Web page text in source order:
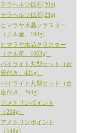
テラヘルツ鉱石(20g)
テラヘルツ鉱石(23g)
ヒマラヤ水晶クラスター
（クル産、194g）
ヒマラヤ水晶クラスター
（クル産、1063g）
パイライト丸型カット（台
座付き、421g）
パイライト丸型カット（台
座付き、268g）
アメトリンポイント
（204g）
アメトリンポイント
（148g）